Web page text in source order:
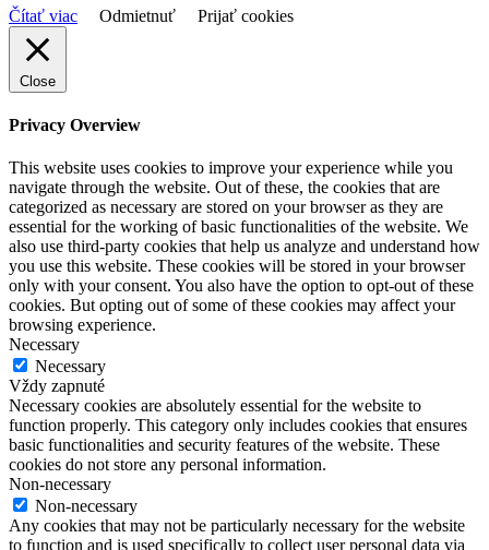
Čítať viac Odmietnuť Prijať cookies
Close
Privacy Overview
This website uses cookies to improve your experience while you
navigate through the website. Out of these, the cookies that are
categorized as necessary are stored on your browser as they are
essential for the working of basic functionalities of the website. We
also use third-party cookies that help us analyze and understand how
you use this website. These cookies will be stored in your browser
only with your consent. You also have the option to opt-out of these
cookies. But opting out of some of these cookies may affect your
browsing experience.
Necessary
Necessary
Vždy zapnuté
Necessary cookies are absolutely essential for the website to
function properly. This category only includes cookies that ensures
basic functionalities and security features of the website. These
cookies do not store any personal information.
Non-necessary
Non-necessary
Any cookies that may not be particularly necessary for the website
to function and is used specifically to collect user personal data via